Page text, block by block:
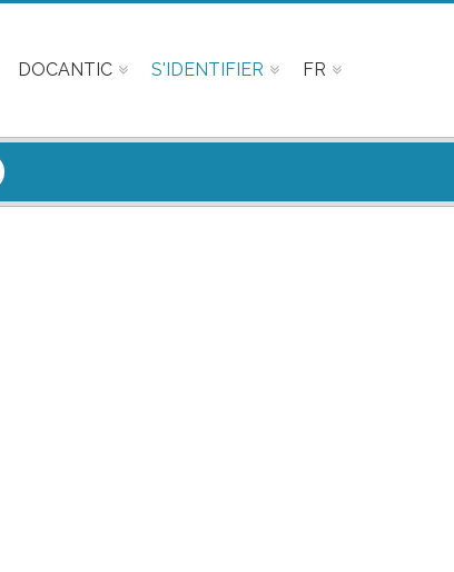
DOCANTIC S'IDENTIFIER FR